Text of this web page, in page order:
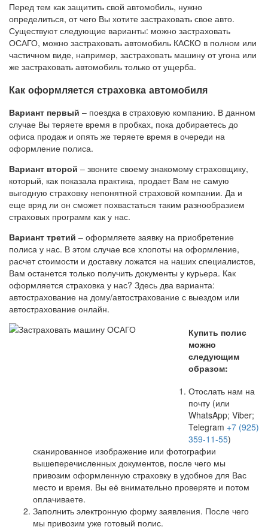
Перед тем как защитить свой автомобиль, нужно
определиться, от чего Вы хотите застраховать свое авто.
Существуют следующие варианты: можно застраховать
ОСАГО, можно застраховать автомобиль КАСКО в полном или
частичном виде, например, застраховать машину от угона или
же застраховать автомобиль только от ущерба.
Как оформляется страховка автомобиля
Вариант первый – поездка в страховую компанию. В данном
случае Вы теряете время в пробках, пока добираетесь до
офиса продаж и опять же теряете время в очереди на
оформление полиса.
Вариант второй – звоните своему знакомому страховщику,
который, как показала практика, продает Вам не самую
выгодную страховку непонятной страховой компании. Да и
еще вряд ли он сможет похвастаться таким разнообразием
страховых программ как у нас.
Вариант третий – оформляете заявку на приобретение
полиса у нас. В этом случае все хлопоты на оформление,
расчет стоимости и доставку ложатся на наших специалистов,
Вам останется только получить документы у курьера. Как
оформляется страховка у нас? Здесь два варианта:
автострахование на дому/автострахование с выездом или
автострахование онлайн.
Купить полис
можно
следующим
образом:
Отослать нам на
почту (или
WhatsApp; Viber;
Telegram +7 (925)
359-11-55)
сканированное изображение или фотографии
вышеперечисленных документов, после чего мы
привозим оформленную страховку в удобное для Вас
место и время. Вы её внимательно проверяте и потом
оплачиваете.
Заполнить электронную форму заявления. После чего
мы привозим уже готовый полис.